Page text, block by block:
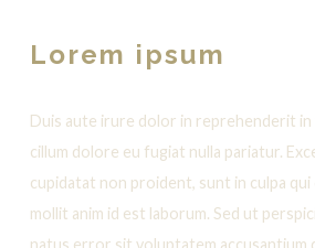
Lorem ipsum
Duis aute irure dolor in reprehenderit
cillum dolore eu fugiat nulla pariatur.
cupidatat non proident, sunt in culpa
mollit anim id est laborum. Sed ut
natus error sit voluptatem accusantium